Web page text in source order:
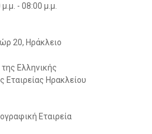
- 08:00 μ.μ.
20, Ηράκλειο
Ελληνικής
Ηρακλείου
Εταιρεία